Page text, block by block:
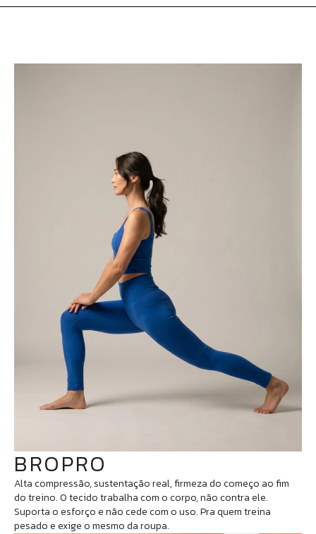
BROPRO
Alta compressão, sustentação real, firmeza do começo ao fim
do treino. O tecido trabalha com o corpo, não contra ele.
Suporta o esforço e não cede com o uso. Pra quem treina
pesado e exige o mesmo da roupa.